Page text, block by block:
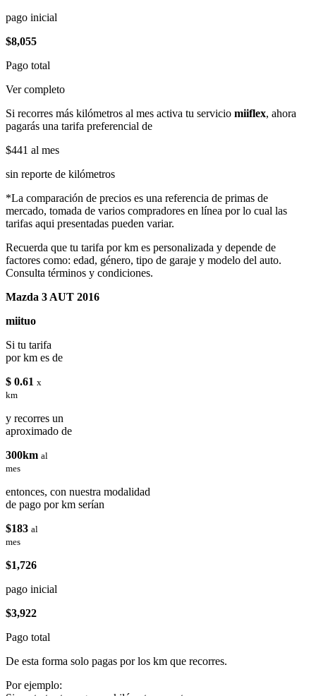
pago inicial
$8,055
Pago total
Ver completo
Si recorres más kilómetros al mes activa tu servicio miiflex, ahora
pagarás una tarifa preferencial de
$441 al mes
sin reporte de kilómetros
*La comparación de precios es una referencia de primas de
mercado, tomada de varios compradores en línea por lo cual las
tarifas aqui presentadas pueden variar.
Recuerda que tu tarifa por km es personalizada y depende de
factores como: edad, género, tipo de garaje y modelo del auto.
Consulta términos y condiciones.
Mazda 3 AUT 2016
miituo
Si tu tarifa
por km es de
$ 0.61 x
km
y recorres un
aproximado de
300km al
mes
entonces, con nuestra modalidad
de pago por km serían
$183 al
mes
$1,726
pago inicial
$3,922
Pago total
De esta forma solo pagas por los km que recorres.
Por ejemplo: